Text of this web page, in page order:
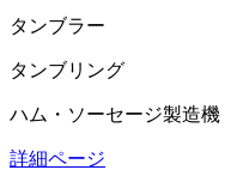
タンブラー
タンブリング
ハム・ソーセージ製造機
詳細ページ